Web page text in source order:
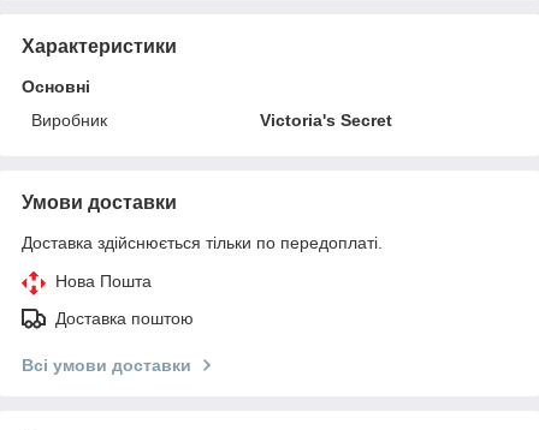
Характеристики
Основні
Виробник
Victoria's Secret
Умови доставки
Доставка здійснюється тільки по передоплаті.
Нова Пошта
Доставка поштою
Всі умови доставки